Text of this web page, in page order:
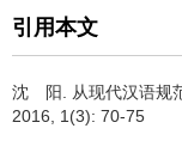
引用本文
沈 阳. 从现代汉语规
2016, 1(3): 70-75